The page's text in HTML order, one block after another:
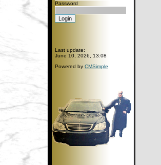
Password
Last update:
June 10, 2026, 13:08
Powered by CMSimple